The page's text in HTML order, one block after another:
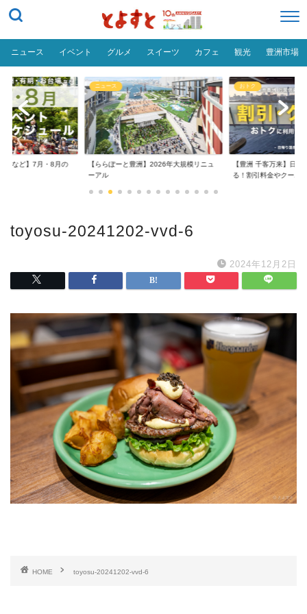
ニュース イベント グルメ スイーツ カフェ 観光 豊洲市場
場など】7月・8月の
ニュース
【ららぽーと豊洲】2026年大規模リニュ
ーアル
おトク
【豊洲 千客万来】日帰
る！割引料金やクーポ...
toyosu-20241202-vvd-6
2024年12月2日
HOME toyosu-20241202-vvd-6